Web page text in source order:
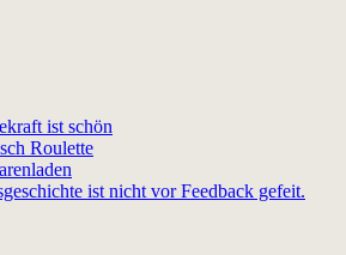
ist schön
Roulette
ist nicht vor Feedback gefeit.